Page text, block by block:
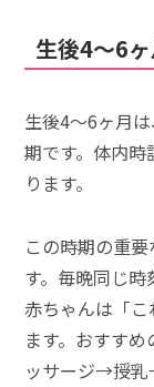
生後4～6
生後4～6ヶ月
期です。体内
ります。
この時期の重
す。毎晩同じ時
赤ちゃんは「
ます。おすす
ッサージ→授